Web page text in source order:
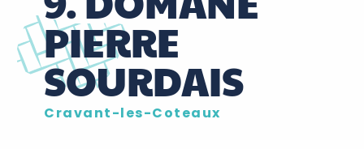
PIERRE
SOURDAIS
Cravant-les-Coteaux